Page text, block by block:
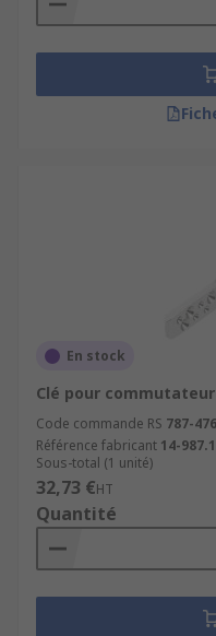
En stock
Clé pour commutateur
Code commande RS 787-
Référence fabricant 14-
Sous-total (1 unité)
32,73 €HT
Quantité